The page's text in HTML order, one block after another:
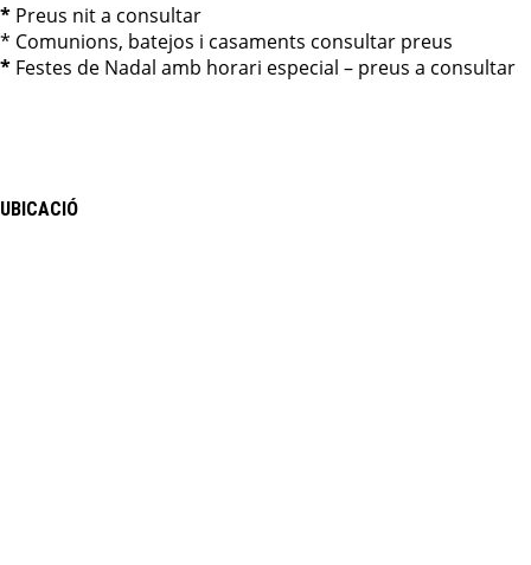
* Preus nit a consultar
* Comunions, batejos i casaments consultar preus
* Festes de Nadal amb horari especial – preus a consultar
UBICACIÓ